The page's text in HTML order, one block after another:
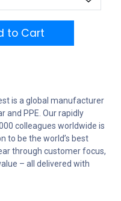
to Cart
is a global manufacturer
and PPE. Our rapidly
colleagues worldwide is
to be the world’s best
through customer focus,
– all delivered with